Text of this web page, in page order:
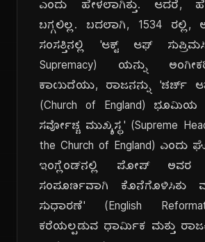
ಎಂದು ಹೇಳಲಾಗಿತ್ತು. ಆದರೆ,
ಬಗ್ಗಲಿಲ್ಲ. ಬದಲಾಗಿ, 1534 ರಲ್ಲಿ,
ಸಂಸತ್ತಿನಲ್ಲಿ 'ಆಕ್ಟ್ ಆಫ್
Supremacy) ಯನ್ನು
ಕಾಯಿದೆಯು, ರಾಜನನ್ನು 'ಚರ್ಚ್
(Church of England) ಭೂಮಿಯ
ಸರ್ವೋಚ್ಚ ಮುಖ್ಯಸ್ಥ' (Supreme
the Church of England) ಎಂದು
ಇಂಗ್ಲೆಂಡ್‌ನಲ್ಲಿ ಪೋಪ್ ಅವರ
ಸಂಪೂರ್ಣವಾಗಿ ಕೊನೆಗೊಳಿಸಿತು
ಸುಧಾರಣೆ' (English
ಕರೆಯಲ್ಪಡುವ ಧಾರ್ಮಿಕ ಮತ್ತು